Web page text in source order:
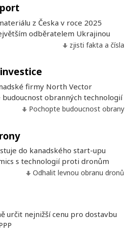
z Česka v roce 2025
odběratelem Ukrajinou
zjisti fakta a čísla
firmy North Vector
budoucnost obranných technologií
Pochopte budoucnost obrany
do kanadského start-upu
s technologií proti dronům
Odhalit levnou obranu dronů
určit nejnižší cenu pro dostavbu